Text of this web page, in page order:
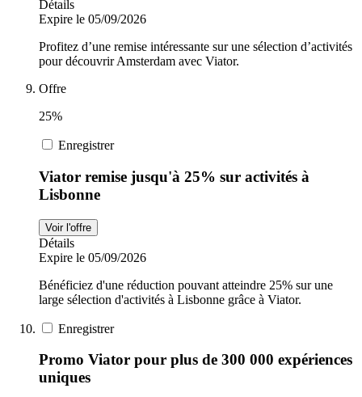
Détails
Expire le 05/09/2026
Profitez d’une remise intéressante sur une sélection d’activités
pour découvrir Amsterdam avec Viator.
Offre
25%
Enregistrer
Viator remise jusqu'à 25% sur activités à
Lisbonne
Voir l'offre
Détails
Expire le 05/09/2026
Bénéficiez d'une réduction pouvant atteindre 25% sur une
large sélection d'activités à Lisbonne grâce à Viator.
Enregistrer
Promo Viator pour plus de 300 000 expériences
uniques